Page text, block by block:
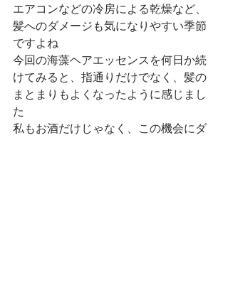
エアコンなどの冷房による乾燥など、
髪へのダメージも気になりやすい季節
ですよね
今回の海藻ヘアエッセンスを何日か続
けてみると、指通りだけでなく、髪の
まとまりもよくなったように感じまし
た
私もお酒だけじゃなく、この機会にダ